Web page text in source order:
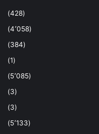
(428)
(4٬058)
(384)
(1)
(5٬085)
(3)
(3)
(5٬133)